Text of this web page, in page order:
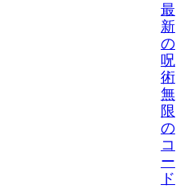
最
新
の
呪
術
無
限
の
コ
ー
ド